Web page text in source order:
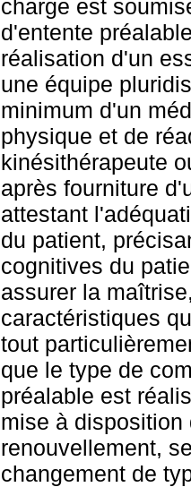
charge est
d'entente
réalisation d'un
une équipe
minimum d'un
physique et de
kinésithérapeute
après fourniture
attestant
du patient,
cognitives du
assurer la
caractéristiques
tout
que le type de
préalable est
mise à
renouvellement,
changement de